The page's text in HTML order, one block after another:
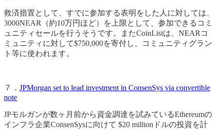
救済措置として、すでに参加する表明をした人に対しては、
3000NEAR（約10万円ほど）を上限として、参加できるコミ
ュニティセールを行うそうです。またCoinListは、NEARコ
ミュニティに対して$750,000を寄付し、コミュニティグラン
ト等に使われます。
７． JPMorgan set to lead investment in ConsenSys via convertible
note
JPモルガンが数ヶ月前から資金調達を試みているEthereumの
インフラ企業ConsenSysに向けて $20 millionドルの投資を計